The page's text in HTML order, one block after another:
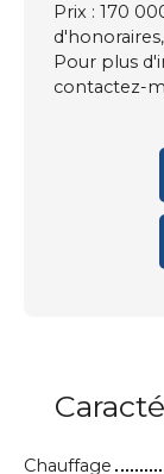
Prix : 170
Pour plus
contactez-
Chauffage